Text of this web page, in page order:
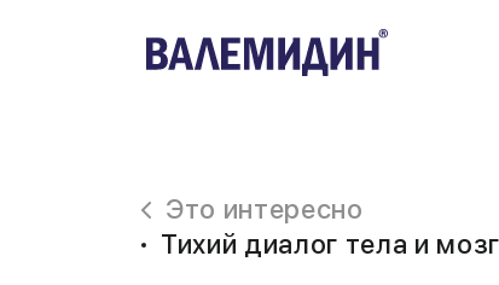
Это интересно
Тихий диалог тела и